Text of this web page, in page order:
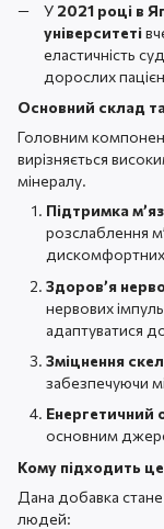
У 2021 році в
університеті
еластичність
дорослих
Основний склад
Головним
вирізняється
мінералу.
Підтримка
розслаблення
дискомфортних
Здоров’я
нервових
адаптуватися
Зміцнення
забезпечуючи
Енергетичний
основним
Кому підходить
Дана добавка
людей: